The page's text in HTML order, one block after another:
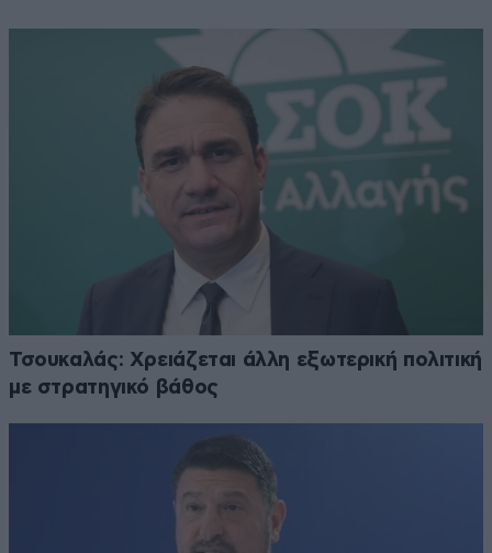
Τσουκαλάς: Xρειάζεται άλλη εξωτερική πολιτική
με στρατηγικό βάθος